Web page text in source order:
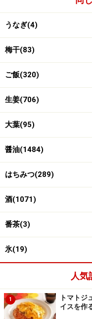
3
ふたをして、中～
つ、酒をふりかけま
温めます。
醤油、はちみつ、酒
す。 はちみつが入る
時間は目安です。
うなぎ(4)
梅干(83)
ご飯(320)
生姜(706)
大葉(95)
醤油(1484)
はちみつ(289)
酒(1071)
番茶(3)
氷(19)
人気
1
トマトジ
イスを作